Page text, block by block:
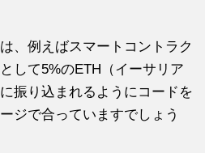
、例えばスマートコントラク
して5%のETH（イーサリア
振り込まれるようにコードを
ジで合っていますでしょう